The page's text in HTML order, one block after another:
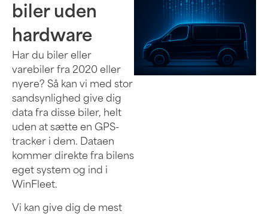
biler uden
hardware
Har du biler eller
varebiler fra 2020 eller
nyere? Så kan vi med stor
sandsynlighed give dig
data fra disse biler, helt
uden at sætte en GPS-
tracker i dem. Dataen
kommer direkte fra bilens
eget system og ind i
WinFleet.
Vi kan give dig de mest